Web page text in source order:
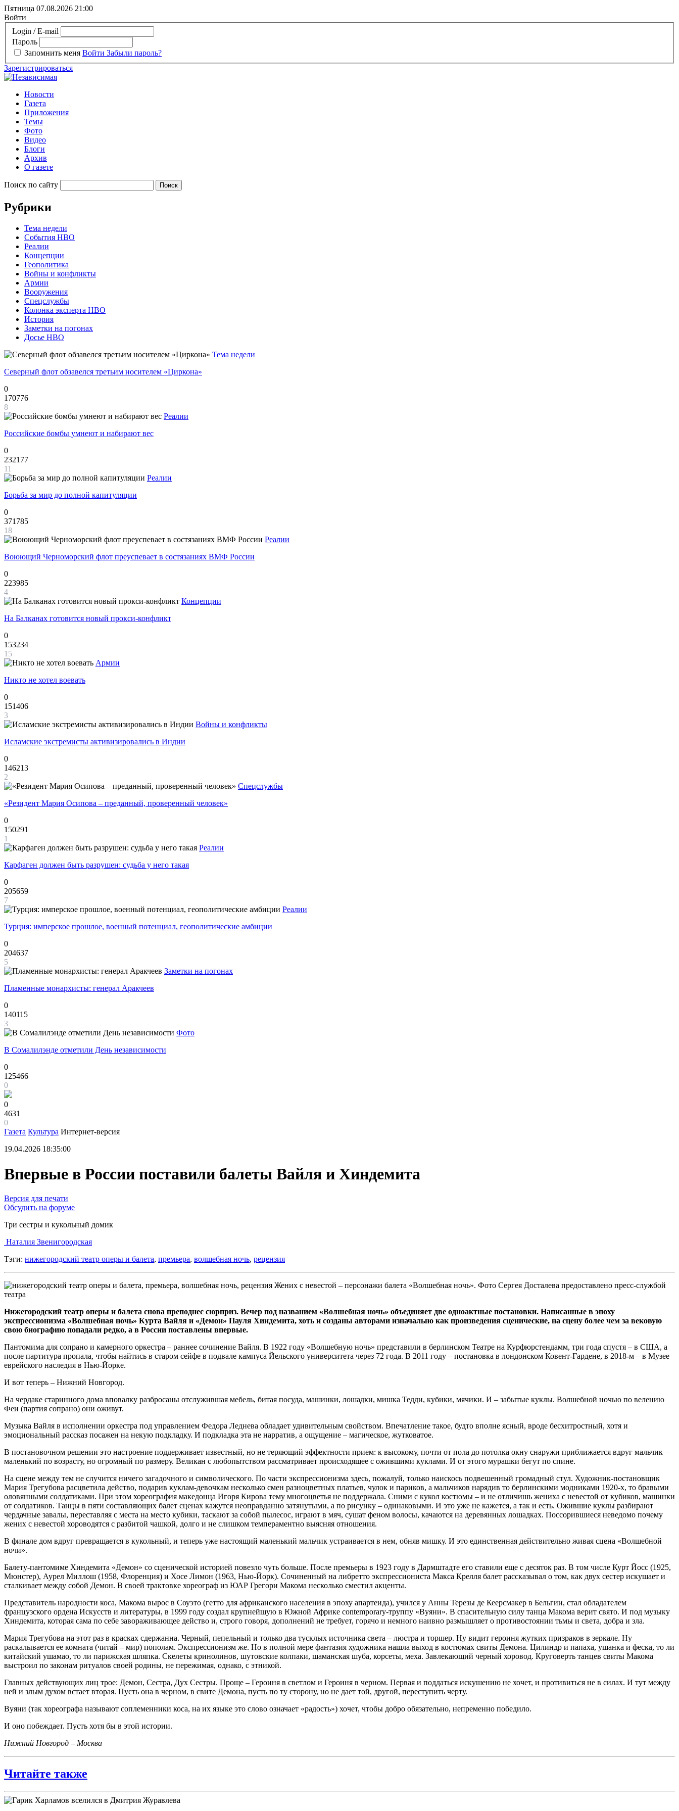
Пятница 07.08.2026 21:00
Войти
Login / E-mail
Пароль
Запомнить меня Войти Забыли пароль?
Зарегистрироваться
Новости
Газета
Приложения
Темы
Фото
Видео
Блоги
Архив
О газете
Поиск по сайту
Рубрики
Тема недели
События НВО
Реалии
Концепции
Геополитика
Войны и конфликты
Армии
Вооружения
Спецслужбы
Колонка эксперта НВО
История
Заметки на погонах
Досье НВО
Тема недели
Северный флот обзавелся третьим носителем «Циркона»
0
170776
8
Реалии
Российские бомбы умнеют и набирают вес
0
232177
11
Реалии
Борьба за мир до полной капитуляции
0
371785
18
Реалии
Воюющий Черноморский флот преуспевает в состязаниях ВМФ России
0
223985
4
Концепции
На Балканах готовится новый прокси-конфликт
0
153234
15
Армии
Никто не хотел воевать
0
151406
3
Войны и конфликты
Исламские экстремисты активизировались в Индии
0
146213
2
Спецслужбы
«Резидент Мария Осипова – преданный, проверенный человек»
0
150291
1
Реалии
Карфаген должен быть разрушен: судьба у него такая
0
205659
7
Реалии
Турция: имперское прошлое, военный потенциал, геополитические амбиции
0
204637
5
Заметки на погонах
Пламенные монархисты: генерал Аракчеев
0
140115
3
Фото
В Сомалилэнде отметили День независимости
0
125466
0
0
4631
0
Газета Культура Интернет-версия
19.04.2026 18:35:00
Впервые в России поставили балеты Вайля и Хиндемита
Версия для печати
Обсудить на форуме
Три сестры и кукольный домик
Наталия Звенигородская
Тэги: нижегородский театр оперы и балета, премьера, волшебная ночь, рецензия
Жених с невестой – персонажи балета «Волшебная ночь». Фото Сергея Досталева предоставлено пресс-службой
театра
Нижегородский театр оперы и балета снова преподнес сюрприз. Вечер под названием «Волшебная ночь» объединяет две одноактные постановки. Написанные в эпоху
экспрессионизма «Волшебная ночь» Курта Вайля и «Демон» Пауля Хиндемита, хоть и созданы авторами изначально как произведения сценические, на сцену более чем за вековую
свою биографию попадали редко, а в России поставлены впервые.
Пантомима для сопрано и камерного оркестра – раннее сочинение Вайля. В 1922 году «Волшебную ночь» представили в берлинском Театре на Курфюрстендамм, три года спустя – в США, а
после партитура пропала, чтобы найтись в старом сейфе в подвале кампуса Йельского университета через 72 года. В 2011 году – постановка в лондонском Ковент-Гардене, в 2018-м – в Музее
еврейского наследия в Нью-Йорке.
И вот теперь – Нижний Новгород.
На чердаке старинного дома вповалку разбросаны отслужившая мебель, битая посуда, машинки, лошадки, мишка Тедди, кубики, мячики. И – забытые куклы. Волшебной ночью по велению
Феи (партия сопрано) они оживут.
Музыка Вайля в исполнении оркестра под управлением Федора Леднева обладает удивительным свойством. Впечатление такое, будто вполне ясный, вроде бесхитростный, хотя и
эмоциональный рассказ посажен на некую подкладку. И подкладка эта не нарратив, а ощущение – магическое, жутковатое.
В постановочном решении это настроение поддерживает известный, но не теряющий эффектности прием: к высокому, почти от пола до потолка окну снаружи приближается вдруг мальчик –
маленький по возрасту, но огромный по размеру. Великан с любопытством рассматривает происходящее с ожившими куклами. И от этого мурашки бегут по спине.
На сцене между тем не случится ничего загадочного и символического. По части экспрессионизма здесь, пожалуй, только наискось подвешенный громадный стул. Художник-постановщик
Мария Трегубова расцветила действо, подарив куклам-девочкам несколько смен разноцветных платьев, чулок и париков, а мальчиков нарядив то берлинскими модниками 1920-х, то бравыми
оловянными солдатиками. При этом хореография македонца Игоря Кирова тему многоцветья не поддержала. Сними с кукол костюмы – и не отличишь жениха с невестой от кубиков, машинки
от солдатиков. Танцы в пяти составляющих балет сценах кажутся неоправданно затянутыми, а по рисунку – одинаковыми. И это уже не кажется, а так и есть. Ожившие куклы разбирают
чердачные завалы, переставляя с места на место кубики, таскают за собой пылесос, играют в мяч, сушат феном волосы, качаются на деревянных лошадках. Поссорившиеся неведомо почему
жених с невестой хороводятся с разбитой чашкой, долго и не слишком темпераментно выясняя отношения.
В финале дом вдруг превращается в кукольный, и теперь уже настоящий маленький мальчик устраивается в нем, обняв мишку. И это единственная действительно живая сцена «Волшебной
ночи».
Балету-пантомиме Хиндемита «Демон» со сценической историей повезло чуть больше. После премьеры в 1923 году в Дармштадте его ставили еще с десяток раз. В том числе Курт Йосс (1925,
Мюнстер), Аурел Миллош (1958, Флоренция) и Хосе Лимон (1963, Нью-Йорк). Сочиненный на либретто экспрессиониста Макса Крелля балет рассказывал о том, как двух сестер искушает и
сталкивает между собой Демон. В своей трактовке хореограф из ЮАР Грегори Макома несколько сместил акценты.
Представитель народности коса, Макома вырос в Соуэто (гетто для африканского населения в эпоху апартеида), учился у Анны Терезы де Кеерсмакер в Бельгии, стал обладателем
французского ордена Искусств и литературы, в 1999 году создал крупнейшую в Южной Африке contemporary-труппу «Вуяни». В спасительную силу танца Макома верит свято. И под музыку
Хиндемита, которая сама по себе завораживающее действо и, строго говоря, дополнений не требует, горячо и немного наивно размышляет о противостоянии тьмы и света, добра и зла.
Мария Трегубова на этот раз в красках сдержанна. Черный, пепельный и только два тусклых источника света – люстра и торшер. Ну видит героиня жутких призраков в зеркале. Ну
раскалывается ее комната (читай – мир) пополам. Экспрессионизм же. Но в полной мере фантазия художника нашла выход в костюмах свиты Демона. Цилиндр и папаха, ушанка и феска, то ли
китайский ушамао, то ли парижская шляпка. Скелеты кринолинов, шутовские колпаки, шаманская шуба, корсеты, меха. Завлекающий черный хоровод. Круговерть танцев свиты Макома
выстроил по законам ритуалов своей родины, не пережимая, однако, с этникой.
Главных действующих лиц трое: Демон, Сестра, Дух Сестры. Проще – Героиня в светлом и Героиня в черном. Первая и поддаться искушению не хочет, и противиться не в силах. И тут между
ней и злым духом встает вторая. Пусть она в черном, в свите Демона, пусть по ту сторону, но не дает той, другой, переступить черту.
Вуяни (так хореографа называют соплеменники коса, на их языке это слово означает «радость») хочет, чтобы добро обязательно, непременно победило.
И оно побеждает. Пусть хотя бы в этой истории.
Нижний Новгород – Москва
Читайте также